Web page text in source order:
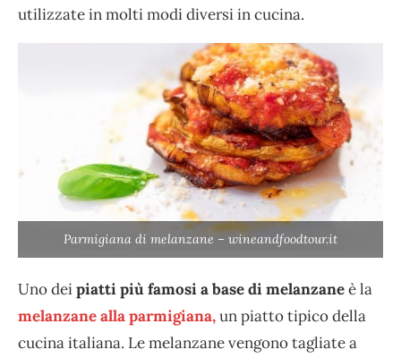
utilizzate in molti modi diversi in cucina.
Parmigiana di melanzane – wineandfoodtour.it
Uno deipiatti più famosi a base di melanzaneè la
melanzane alla parmigiana,un piatto tipico della
cucina italiana. Le melanzane vengono tagliate a